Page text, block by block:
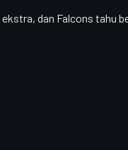
dan Falcons tahu